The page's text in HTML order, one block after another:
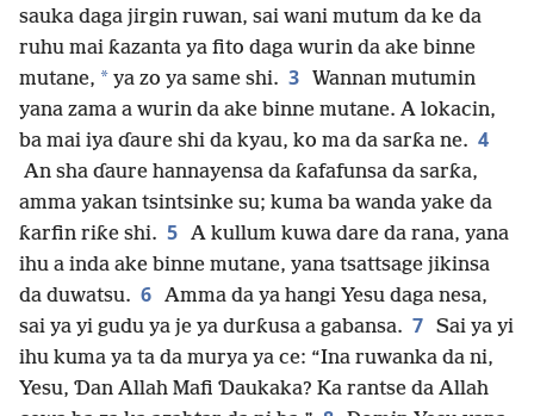
sauka daga jirgin ruwan, sai wani mutum da ke da
ruhu mai ƙazanta ya fito daga wurin da ake binne
mutane, * ya zo ya same shi. 3 Wannan mutumin
yana zama a wurin da ake binne mutane. A lokacin,
ba mai iya ɗaure shi da kyau, ko ma da sarƙa ne. 4
An sha ɗaure hannayensa da ƙafafunsa da sarƙa,
amma yakan tsintsinke su; kuma ba wanda yake da
ƙarfin riƙe shi. 5 A kullum kuwa dare da rana, yana
ihu a inda ake binne mutane, yana tsattsage jikinsa
da duwatsu. 6 Amma da ya hangi Yesu daga nesa,
sai ya yi gudu ya je ya durƙusa a gabansa. 7 Sai ya yi
ihu kuma ya ta da murya ya ce: “Ina ruwanka da ni,
Yesu, Ɗan Allah Mafi Ɗaukaka? Ka rantse da Allah